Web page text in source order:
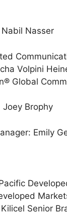
Nasser
Volpini
Global
Joey Brophy
Emily
Senior